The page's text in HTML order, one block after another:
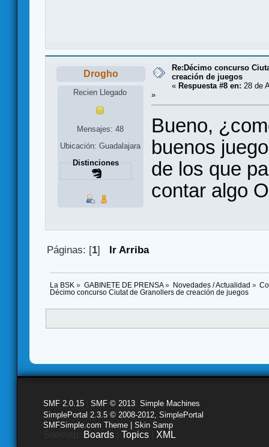
Drogho
Recien Llegado
Mensajes: 48
Ubicación: Guadalajara
Distinciones
Re:Décimo concurso
creación de juegos
« Respuesta #8 en: 28 de
»
Bueno,
buenos
de los que
contar algo
Páginas: [1] Ir Arriba
La BSK » GABINETE DE PRENSA» Novedades / Actualidad »
Décimo concurso Ciutat de Granollers de creación de juegos
SMF 2.0.15 SMF © 2013 Simple Machines
SimplePortal 2.3.5 © 2008-2012, SimplePortal
SMFSimple.com Theme | Skin Samp
Boards Topics XML